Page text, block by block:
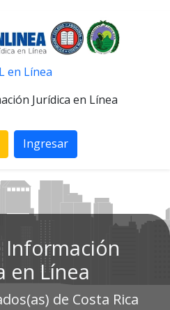
en Línea
Jurídica en Línea
Ingresar
Información
en Línea
de Costa Rica